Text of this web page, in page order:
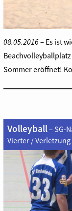
08.05.2016– Es ist
Sommer eröffnet!
Volleyball– SG-
Vierter /